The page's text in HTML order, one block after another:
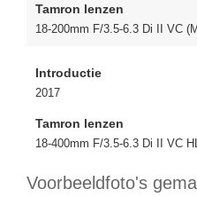
Tamron lenzen
18-200mm F/3.5-6.3 Di II VC
Introductie
2017
Tamron lenzen
18-400mm F/3.5-6.3 Di II VC
Voorbeeldfoto's